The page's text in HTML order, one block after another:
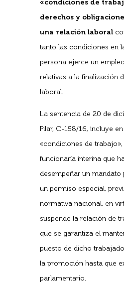
«condiciones de
derechos y
una relación laboral
tanto las condiciones en
persona ejerce un
relativas a la finalización
laboral.
La sentencia de 20 de
Pilar, C-158/16, incluye
«condiciones de
funcionaría interina que
desempeñar un mandato
un permiso especial,
normativa nacional, en
suspende la relación de
que se garantiza el
puesto de dicho
la promoción hasta que
parlamentario.